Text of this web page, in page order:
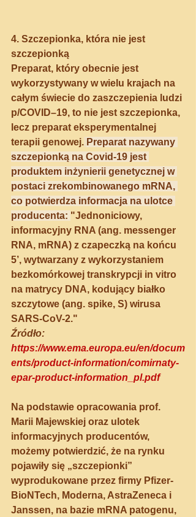
4. Szczepionka, która nie jest
szczepionką
Preparat, który obecnie jest
wykorzystywany w wielu krajach na
całym świecie do zaszczepienia ludzi
p/COVID–19, to nie jest szczepionka,
lecz preparat eksperymentalnej
terapii genowej. Preparat nazywany
szczepionką na Covid-19 jest
produktem inżynierii genetycznej w
postaci zrekombinowanego mRNA,
co potwierdza informacja na ulotce
producenta: "Jednoniciowy,
informacyjny RNA (ang. messenger
RNA, mRNA) z czapeczką na końcu
5’, wytwarzany z wykorzystaniem
bezkomórkowej transkrypcji in vitro
na matrycy DNA, kodujący białko
szczytowe (ang. spike, S) wirusa
SARS-CoV-2."
Źródło:
https://www.ema.europa.eu/en/docum
ents/product-information/comirnaty-
epar-product-information_pl.pdf
Na podstawie opracowania prof.
Marii Majewskiej oraz ulotek
informacyjnych producentów,
możemy potwierdzić, że na rynku
pojawiły się „szczepionki”
wyprodukowane przez firmy Pfizer-
BioNTech, Moderna, AstraZeneca i
Janssen, na bazie mRNA patogenu,